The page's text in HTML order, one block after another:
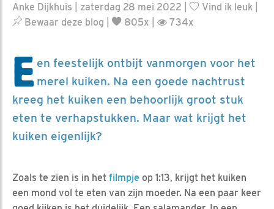
Anke Dijkhuis | zaterdag 28 mei 2022 | Vind ik leuk
Bewaar deze blog
805x | 734x
E en feestelijk ontbijt vanmorgen voor het
merel kuiken. Na een goede nachtrust
kreeg het kuiken een behoorlijk groot stuk
eten te verhapstukken. Maar wat krijgt het
kuiken eigenlijk?
Zoals te zien is in het filmpje op 1:13, krijgt het kuiken
een mond vol te eten van zijn moeder. Na een paar keer